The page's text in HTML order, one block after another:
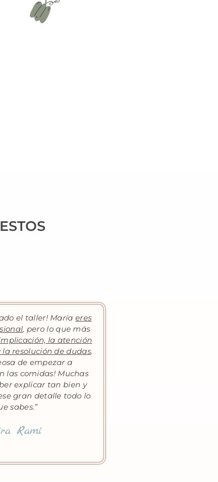
el taller! María eres
, pero lo que más
la atención
resolución de dudas.
de empezar a
las comidas! Muchas
explicar tan bien y
gran detalle todo lo
sabes.”
Rami